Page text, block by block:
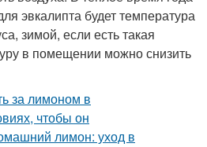
эвкалипта будет температура
зимой, если есть такая
в помещении можно снизить